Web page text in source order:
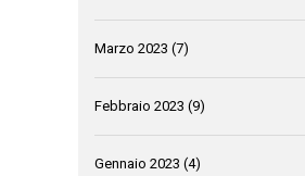
Marzo 2023 (7)
Febbraio 2023 (9)
Gennaio 2023 (4)